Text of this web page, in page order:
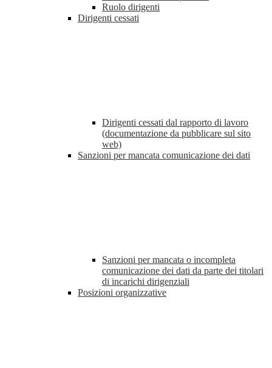
Ruolo dirigenti
Dirigenti cessati
Dirigenti cessati dal rapporto di lavoro
(documentazione da pubblicare sul sito
web)
Sanzioni per mancata comunicazione dei dati
Sanzioni per mancata o incompleta
comunicazione dei dati da parte dei titolari
di incarichi dirigenziali
Posizioni organizzative